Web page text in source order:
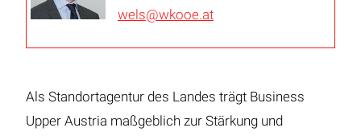
wels@wkooe.at
Als Standortagentur des Landes trägt Business
Upper Austria maßgeblich zur Stärkung und